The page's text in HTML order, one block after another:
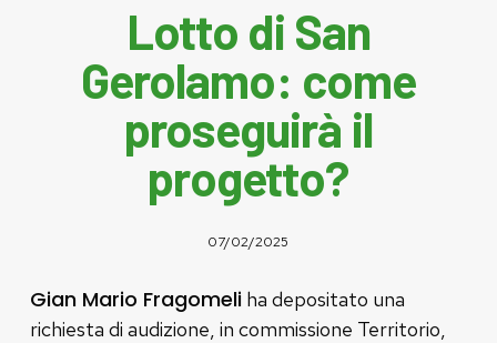
Lotto di San
Gerolamo: come
proseguirà il
progetto?
07/02/2025
Gian Mario Fragomeliha depositato una
richiesta di audizione, in commissione Territorio,